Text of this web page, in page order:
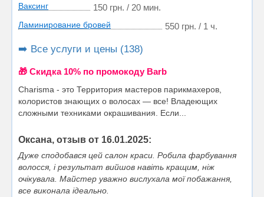
Ваксинг 150 грн. / 20 мин.
Ламинирование бровей 550 грн. / 1 ч.
➡️ Все услуги и цены (138)
🎁 Cкидка 10% по промокоду Barb
Charisma - это Территория мастеров парикмахеров,
колористов знающих о волосах — все! Владеющих
сложными техниками окрашивания. Если...
Оксана, отзыв от 16.01.2025:
Дуже сподобався цей салон краси. Робила фарбування
волосся, і результат вийшов навіть кращим, ніж
очікувала. Майстер уважно вислухала мої побажання,
все виконала ідеально.